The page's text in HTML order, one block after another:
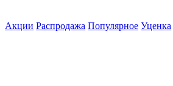
Акции Распродажа Популярное Уценка